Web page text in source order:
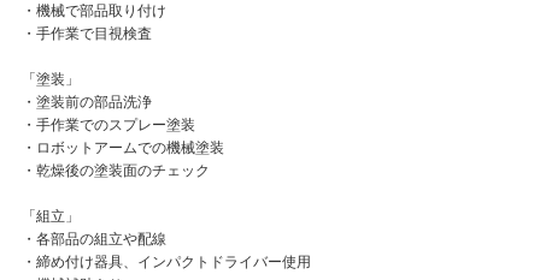
・機械で部品取り付け
・手作業で目視検査
「塗装」
・塗装前の部品洗浄
・手作業でのスプレー塗装
・ロボットアームでの機械塗装
・乾燥後の塗装面のチェック
「組立」
・各部品の組立や配線
・締め付け器具、インパクトドライバー使用